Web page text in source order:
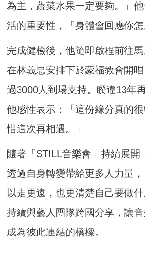
為主，蔬菜水果一定要夠。」
活的重要性，「身體會回應你怎
完成健檢後，他隨即啟程前往馬
在林義忠安排下於蒙福教會開
過3000人到場支持。睽違13年
他感性表示：「這份緣分真的
惜這次再相遇。」
隨著「STILL音樂會」持續展開
透過自身轉變帶給更多人力量
以走更遠，也更清楚自己要做
持續與藝人團隊跨國分享，讓
成為彼此連結的橋樑。